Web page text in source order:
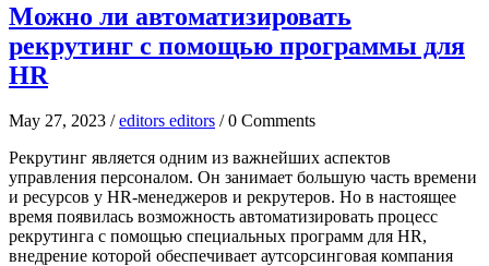
Можно ли автоматизировать
рекрутинг с помощью программы для
HR
May 27, 2023 /editors editors / 0 Comments
Рекрутинг является одним из важнейших аспектов
управления персоналом. Он занимает большую часть времени
и ресурсов у HR-менеджеров и рекрутеров. Но в настоящее
время появилась возможность автоматизировать процесс
рекрутинга с помощью специальных программ для HR,
внедрение которой обеспечивает аутсорсинговая компания